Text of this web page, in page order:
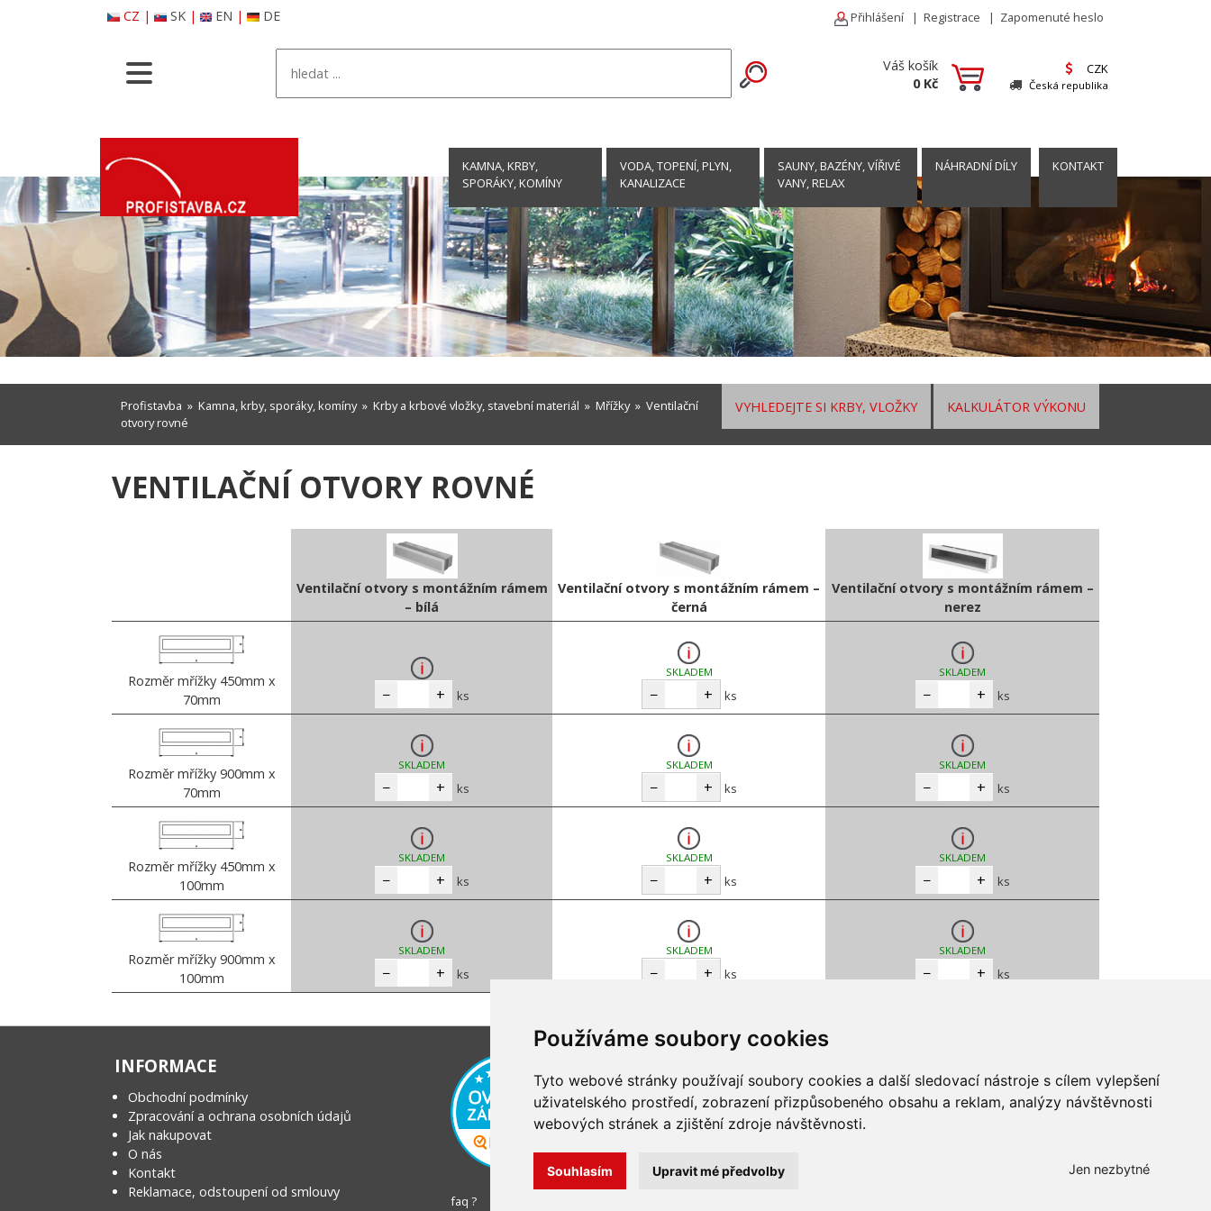
Používáme soubory cookies
Tyto webové stránky používají soubory cookies a další sledovací nástroje s cílem vylepšení
uživatelského prostředí, zobrazení přizpůsobeného obsahu a reklam, analýzy návštěvnosti
webových stránek a zjištění zdroje návštěvnosti.
Souhlasím Jen nezbytné
Upravit mé předvolby
CZ | SK| EN | DE Přihlášení | Registrace | Zapomenuté heslo
Váš košík
0 Kč
CZK
Česká republika
KAMNA, KRBY,
SPORÁKY, KOMÍNY
VODA, TOPENÍ, PLYN,
KANALIZACE
SAUNY, BAZÉNY, VÍŘIVÉ
VANY, RELAX
NÁHRADNÍ DÍLY KONTAKT
KALKULÁTOR VÝKONU
VYHLEDEJTE SI KRBY, VLOŽKY
Profistavba » Kamna, krby, sporáky, komíny» Krby a krbové vložky, stavební materiál » Mřížky» Ventilační
otvory rovné
VENTILAČNÍ OTVORY ROVNÉ
Ventilační otvory s montážním rámem
– bílá
Ventilační otvory s montážním rámem –
černá
Ventilační otvory s montážním rámem –
nerez
Rozměr mřížky 450mm x
70mm
− + ks
SKLADEM
− + ks
SKLADEM
− + ks
Rozměr mřížky 900mm x
70mm
SKLADEM
− + ks
SKLADEM
− + ks
SKLADEM
− + ks
Rozměr mřížky 450mm x
100mm
SKLADEM
− + ks
SKLADEM
− + ks
SKLADEM
− + ks
Rozměr mřížky 900mm x
100mm
SKLADEM
− + ks
SKLADEM
− + ks
SKLADEM
− + ks
INFORMACE
Obchodní podmínky
Zpracování a ochrana osobních údajů
Jak nakupovat
O nás
Kontakt
Reklamace, odstoupení od smlouvy
faq ?
profesionální webové stránky: triangl web